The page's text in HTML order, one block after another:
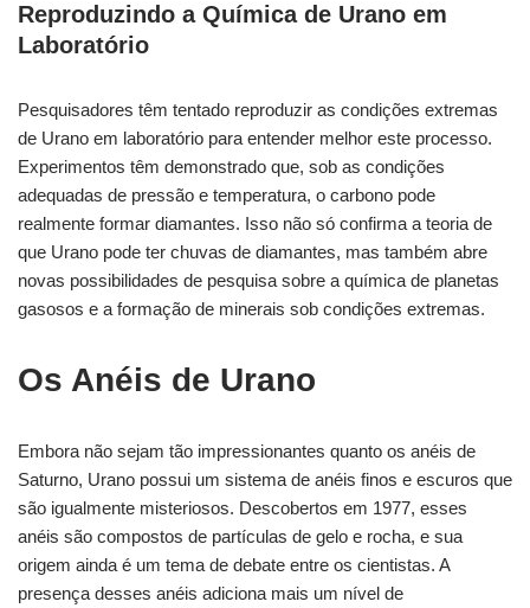
Reproduzindo a Química de Urano em
Laboratório
Pesquisadores têm tentado reproduzir as condições extremas
de Urano em laboratório para entender melhor este processo.
Experimentos têm demonstrado que, sob as condições
adequadas de pressão e temperatura, o carbono pode
realmente formar diamantes. Isso não só confirma a teoria de
que Urano pode ter chuvas de diamantes, mas também abre
novas possibilidades de pesquisa sobre a química de planetas
gasosos e a formação de minerais sob condições extremas.
Os Anéis de Urano
Embora não sejam tão impressionantes quanto os anéis de
Saturno, Urano possui um sistema de anéis finos e escuros que
são igualmente misteriosos. Descobertos em 1977, esses
anéis são compostos de partículas de gelo e rocha, e sua
origem ainda é um tema de debate entre os cientistas. A
presença desses anéis adiciona mais um nível de